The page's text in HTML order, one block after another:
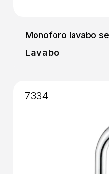
Monoforo lavabo
Lavabo
7334